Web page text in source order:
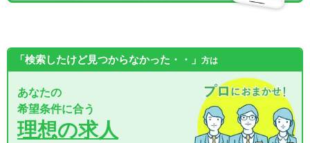
「検索したけど見つからなかった・・」 方は
あなたの
希望条件に合う
理想の求人